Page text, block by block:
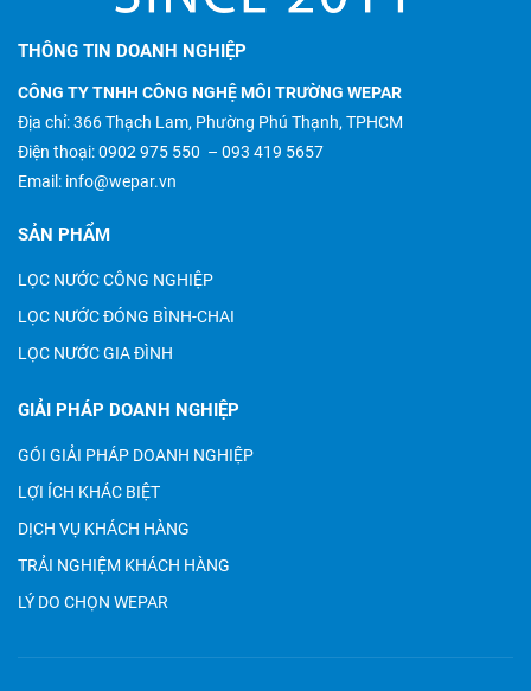
THÔNG TIN DOANH NGHIỆP
CÔNG TY TNHH CÔNG NGHỆ MÔI TRƯỜNG WEPAR
Địa chỉ: 366 Thạch Lam, Phường Phú Thạnh, TPHCM
Điện thoại:0902 975 550 – 093 419 5657
Email: info@wepar.vn
SẢN PHẨM
LỌC NƯỚC CÔNG NGHIỆP
LỌC NƯỚC ĐÓNG BÌNH-CHAI
LỌC NƯỚC GIA ĐÌNH
GIẢI PHÁP DOANH NGHIỆP
GÓI GIẢI PHÁP DOANH NGHIỆP
LỢI ÍCH KHÁC BIỆT
DỊCH VỤ KHÁCH HÀNG
TRẢI NGHIỆM KHÁCH HÀNG
LÝ DO CHỌN WEPAR